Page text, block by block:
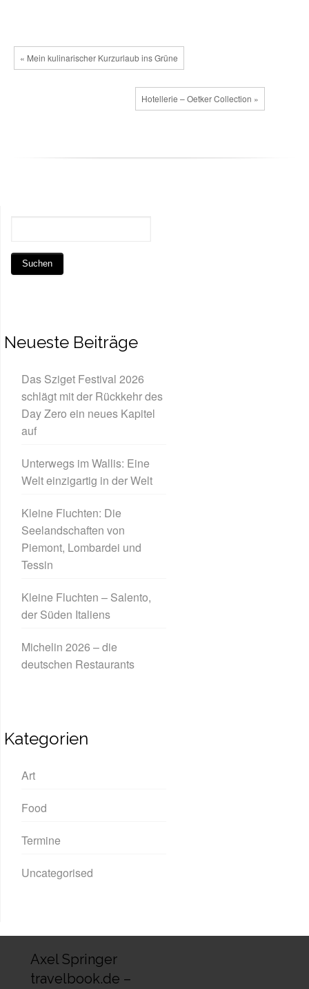
« Mein kulinarischer Kurzurlaub ins Grüne
Hotellerie – Oetker Collection »
Neueste Beiträge
Das Sziget Festival 2026
schlägt mit der Rückkehr des
Day Zero ein neues Kapitel
auf
Unterwegs im Wallis: Eine
Welt einzigartig in der Welt
Kleine Fluchten: Die
Seelandschaften von
Piemont, Lombardei und
Tessin
Kleine Fluchten – Salento,
der Süden Italiens
Michelin 2026 – die
deutschen Restaurants
Kategorien
Art
Food
Termine
Uncategorised
Axel Springer
travelbook.de –